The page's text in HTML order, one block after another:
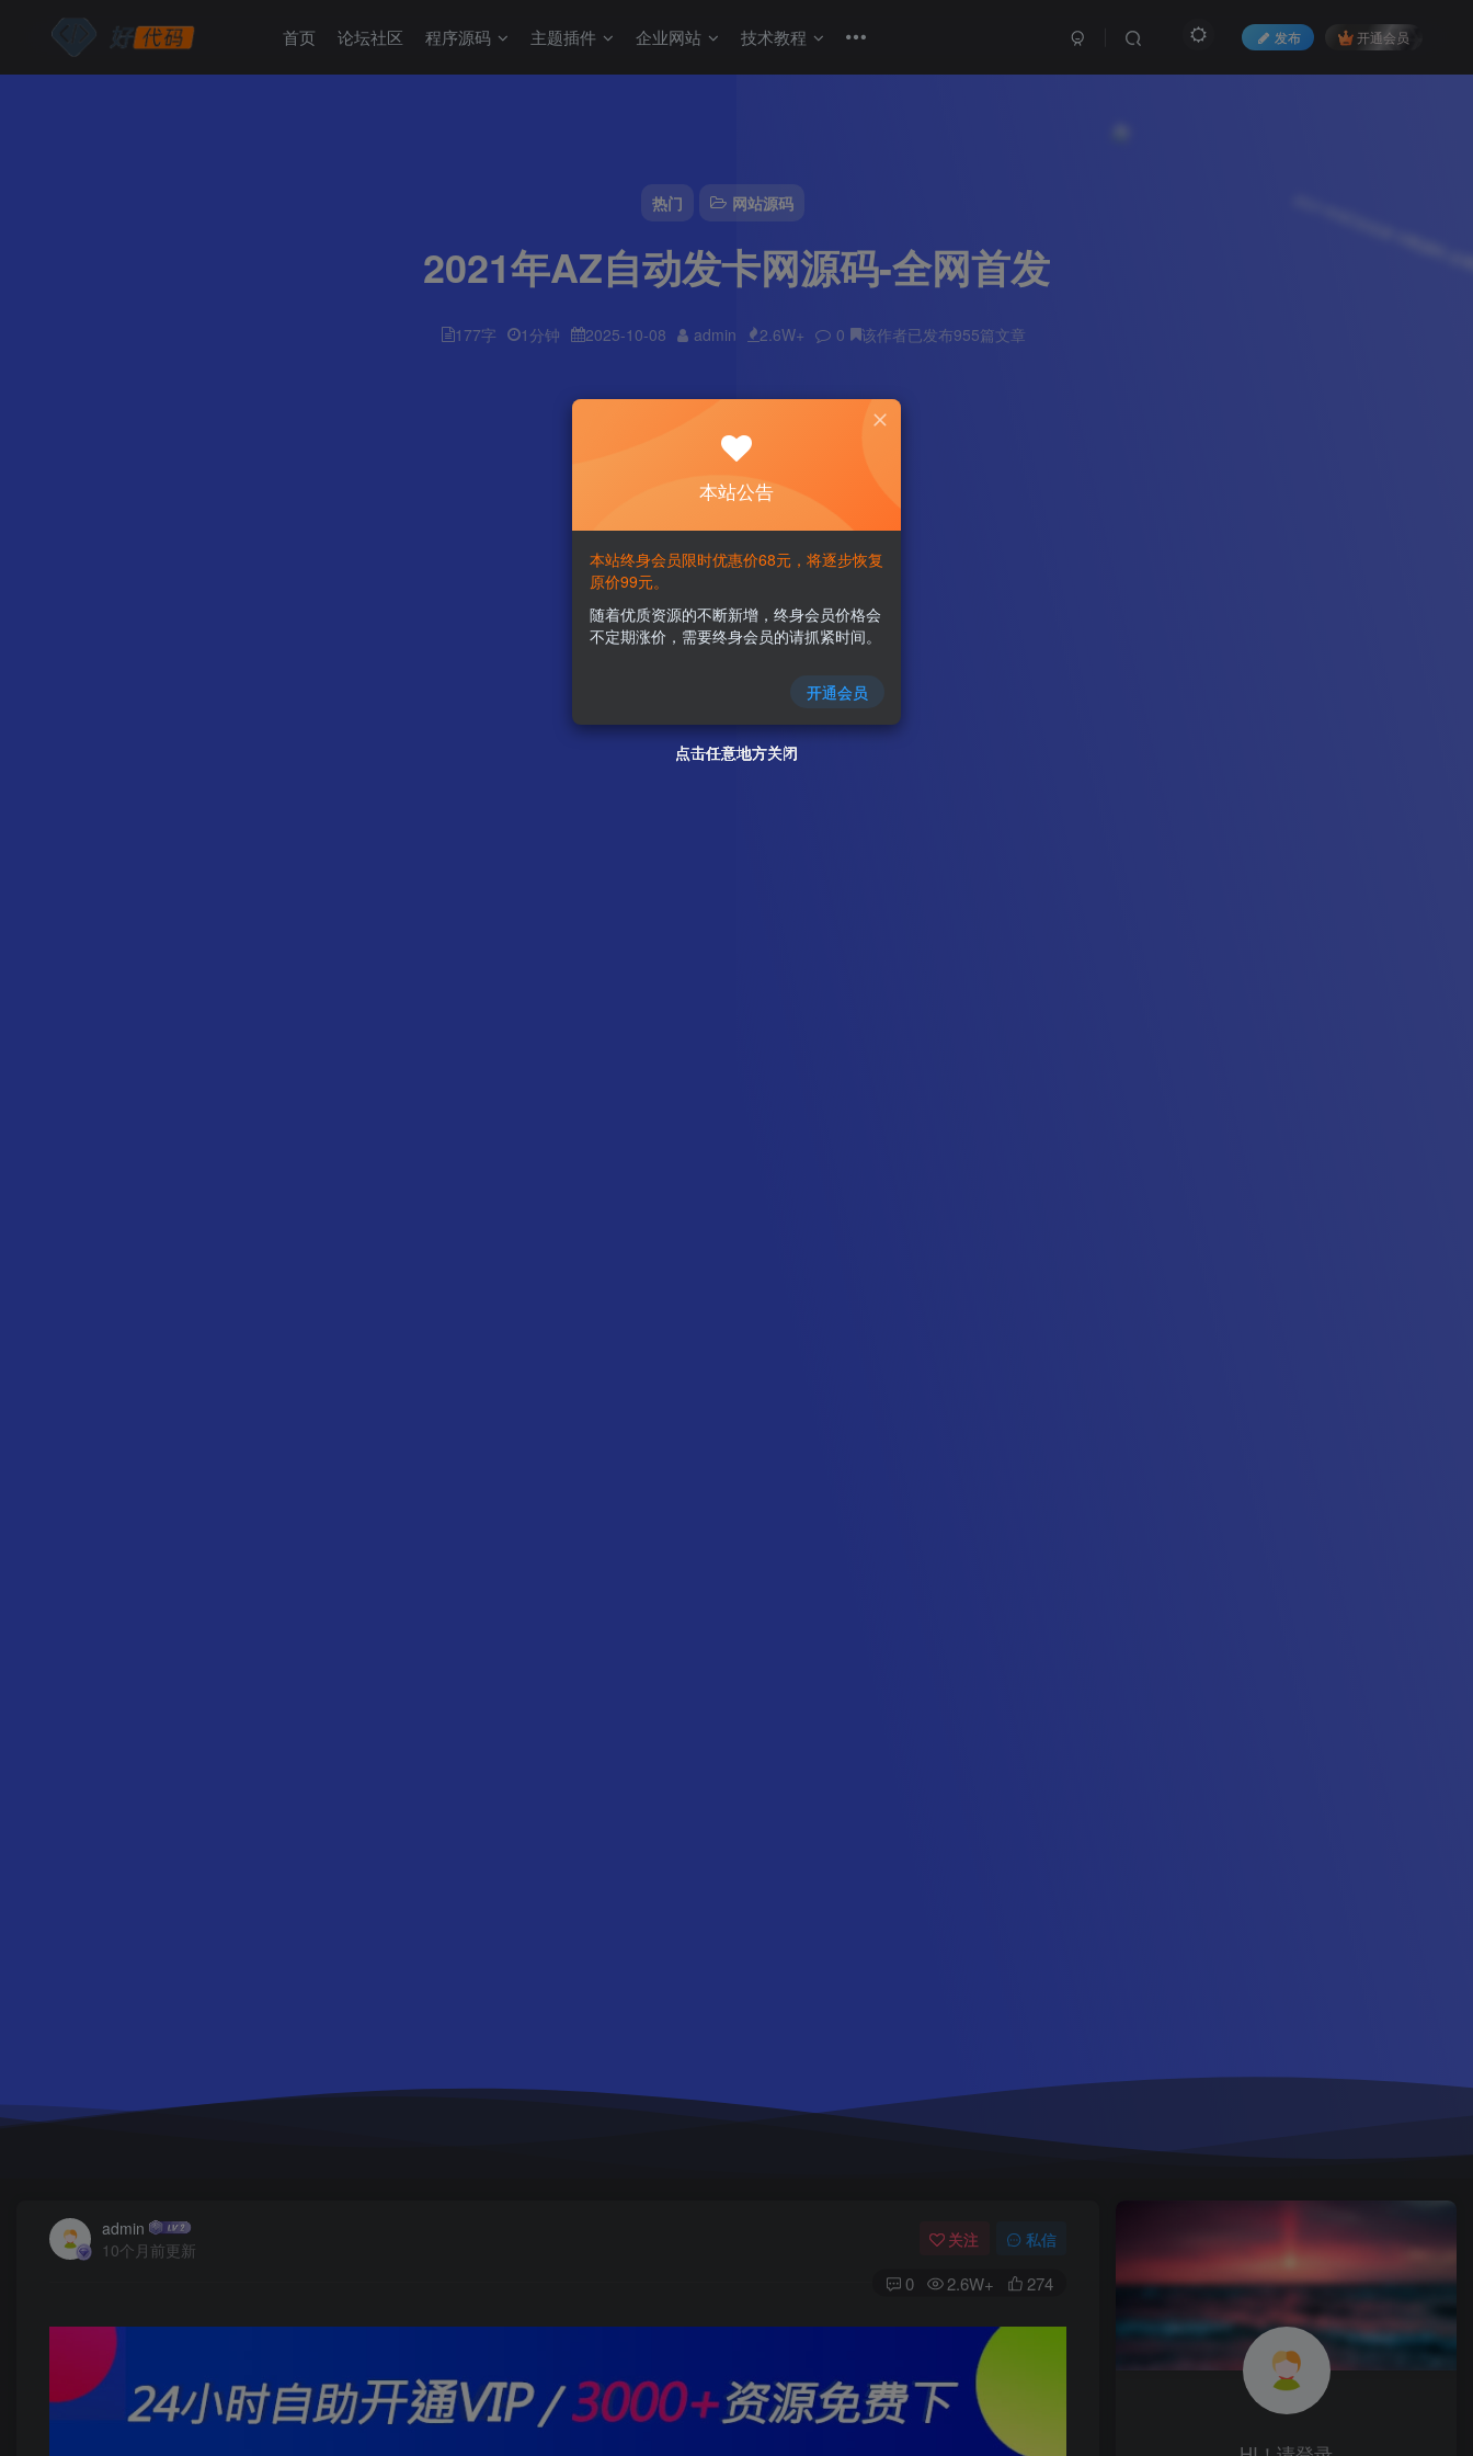
热门 网站源码
2021年AZ自动发卡网源码-全网首发
177字 1分钟 2025-10-08 admin 2.6W+ 0 该作者已发布955篇文章
首页 论坛社区 程序源码 主题插件 企业网站 技术教程 发布 开通会员
admin
10个月前更新
关注 私信
0 2.6W+ 274
点击任意地方关闭
点击任意地方关闭
点击任意地方关闭
点击任意地方关闭
本站公告
本站终身会员限时优惠价68元，将逐步恢复
原价99元。
随着优质资源的不断新增，终身会员价格会
不定期涨价，需要终身会员的请抓紧时间。
开通会员